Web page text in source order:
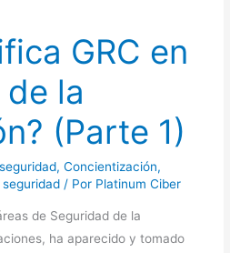
GRC en
la
(Parte 1)
,Concientización,
/ Por Platinum Ciber
de Seguridad de la
ha aparecido y tomado